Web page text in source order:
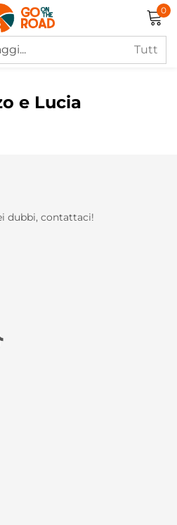
0
e Lucia
dubbi, contattaci!
Log in